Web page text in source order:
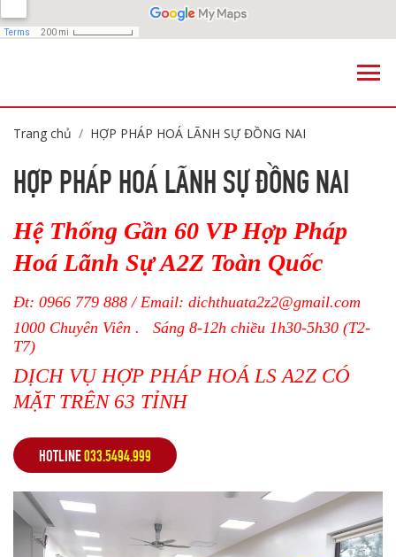
Trang chủ HỢP PHÁP HOÁ LÃNH SỰ ĐỒNG NAI
HỢP PHÁP HOÁ LÃNH SỰ ĐỒNG NAI
Hệ Thống Gần 60 VP Hợp Pháp
Hoá Lãnh Sự A2Z Toàn Quốc
Đt: 0966 779 888 / Email: dichthuata2z2@gmail.com
1000 Chuyên Viên . Sáng 8-12h chiều 1h30-5h30 (T2-
T7)
DỊCH VỤ HỢP PHÁP HOÁ LS A2Z CÓ
MẶT TRÊN 63 TỈNH
HOTLINE033.5494.999
,,,,,,,